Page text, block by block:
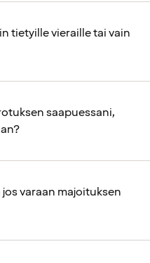
tietyille vieraille tai vain
saapuessani,
varaan majoituksen